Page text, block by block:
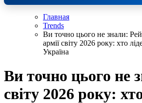
Главная
Trends
Ви точно цього не знали:
армії світу 2026 року: хто
Україна
Ви точно цього не
світу 2026 року: